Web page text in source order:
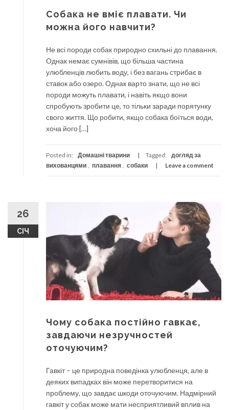
Собака не вміє плавати. Чи
можна його навчити?
Не всі породи собак природно схильні до плавання.
Однак немає сумнівів, що більша частина
улюбленців любить воду, і без вагань стрибає в
ставок або озеро. Однак варто знати, що не всі
породи можуть плавати, і навіть якщо вони
спробують зробити це, то тільки заради порятунку
свого життя. Що робити, якщо собака боїться води,
хоча його […]
Posted in: Домашні тварини Tagged:
догляд за
вихованцями , плавання , собаки Leave a comment
26
СІЧ
Чому собака постійно гавкає,
завдаючи незручностей
оточуючим?
Гавкіт – це природна поведінка улюбленця, але в
деяких випадках він може перетворитися на
проблему, що завдає шкоди оточуючим. Надмірний
гавкіт у собак може мати несприятливий вплив на